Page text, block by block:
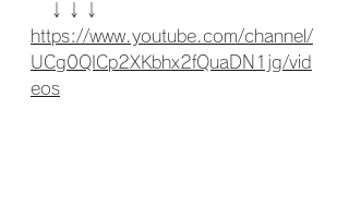
↓↓↓
https://www.youtube.com/channel/
UCg0QICp2XKbhx2fQuaDN1jg/vid
eos